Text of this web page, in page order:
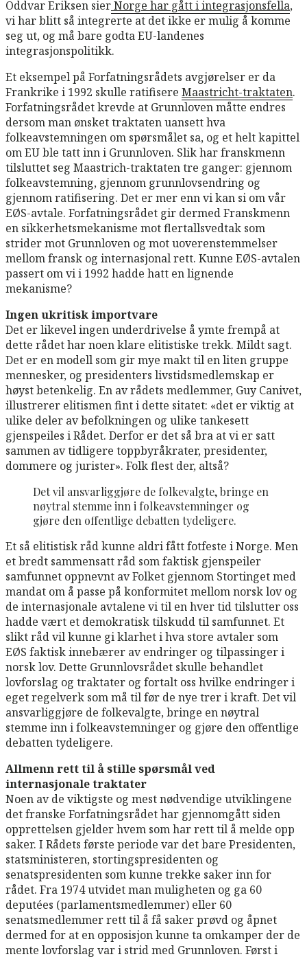
Oddvar Eriksen sierNorge har gått i integrasjonsfella,
vi har blitt så integrerte at det ikke er mulig å komme
seg ut, og må bare godta EU-landenes
integrasjonspolitikk.
Et eksempel på Forfatningsrådets avgjørelser er da
Frankrike i 1992 skulle ratifisere Maastricht-traktaten.
Forfatningsrådet krevde at Grunnloven måtte endres
dersom man ønsket traktaten uansett hva
folkeavstemningen om spørsmålet sa, og et helt kapittel
om EU ble tatt inn i Grunnloven. Slik har franskmenn
tilsluttet seg Maastrich-traktaten tre ganger: gjennom
folkeavstemning, gjennom grunnlovsendring og
gjennom ratifisering. Det er mer enn vi kan si om vår
EØS-avtale. Forfatningsrådet gir dermed Franskmenn
en sikkerhetsmekanisme mot flertallsvedtak som
strider mot Grunnloven og mot uoverenstemmelser
mellom fransk og internasjonal rett. Kunne EØS-avtalen
passert om vi i 1992 hadde hatt en lignende
mekanisme?
Ingen ukritisk importvare
Det er likevel ingen underdrivelse å ymte frempå at
dette rådet har noen klare elitistiske trekk. Mildt sagt.
Det er en modell som gir mye makt til en liten gruppe
mennesker, og presidenters livstidsmedlemskap er
høyst betenkelig. En av rådets medlemmer, Guy Canivet,
illustrerer elitismen fint i dette sitatet: «det er viktig at
ulike deler av befolkningen og ulike tankesett
gjenspeiles i Rådet. Derfor er det så bra at vi er satt
sammen av tidligere toppbyråkrater, presidenter,
dommere og jurister». Folk flest der, altså?
Det vil ansvarliggjøre de folkevalgte, bringe en
nøytral stemme inn i folkeavstemninger og
gjøre den offentlige debatten tydeligere.
Et så elitistisk råd kunne aldri fått fotfeste i Norge. Men
et bredt sammensatt råd som faktisk gjenspeiler
samfunnet oppnevnt av Folket gjennom Stortinget med
mandat om å passe på konformitet mellom norsk lov og
de internasjonale avtalene vi til en hver tid tilslutter oss
hadde vært et demokratisk tilskudd til samfunnet. Et
slikt råd vil kunne gi klarhet i hva store avtaler som
EØS faktisk innebærer av endringer og tilpassinger i
norsk lov. Dette Grunnlovsrådet skulle behandlet
lovforslag og traktater og fortalt oss hvilke endringer i
eget regelverk som må til før de nye trer i kraft. Det vil
ansvarliggjøre de folkevalgte, bringe en nøytral
stemme inn i folkeavstemninger og gjøre den offentlige
debatten tydeligere.
Allmenn rett til å stille spørsmål ved
internasjonale traktater
Noen av de viktigste og mest nødvendige utviklingene
det franske Forfatningsrådet har gjennomgått siden
opprettelsen gjelder hvem som har rett til å melde opp
saker. I Rådets første periode var det bare Presidenten,
statsministeren, stortingspresidenten og
senatspresidenten som kunne trekke saker inn for
rådet. Fra 1974 utvidet man muligheten og ga 60
deputées (parlamentsmedlemmer) eller 60
senatsmedlemmer rett til å få saker prøvd og åpnet
dermed for at en opposisjon kunne ta omkamper der de
mente lovforslag var i strid med Grunnloven. Først i